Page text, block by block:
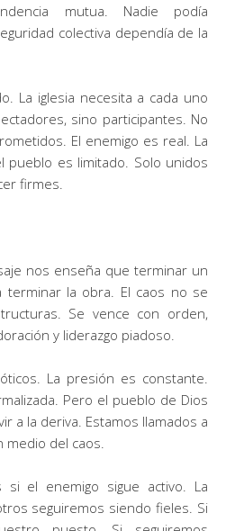
mutua. Nadie podía
colectiva dependía de la
La iglesia necesita a cada uno
sino participantes. No
El enemigo es real. La
pueblo es limitado. Solo unidos
firmes.
nos enseña que terminar un
terminar la obra. El caos no se
Se vence con orden,
y liderazgo piadoso.
La presión es constante.
Pero el pueblo de Dios
a la deriva. Estamos llamados a
del caos.
el enemigo sigue activo. La
seguiremos siendo fieles. Si